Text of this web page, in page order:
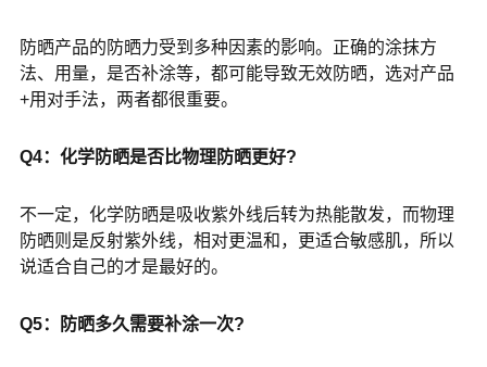
防晒产品的防晒力受到多种因素的影响。正确的涂抹方
法、用量，是否补涂等，都可能导致无效防晒，选对产品
+用对手法，两者都很重要。
Q4：化学防晒是否比物理防晒更好?
不一定，化学防晒是吸收紫外线后转为热能散发，而物理
防晒则是反射紫外线，相对更温和，更适合敏感肌，所以
说适合自己的才是最好的。
Q5：防晒多久需要补涂一次?